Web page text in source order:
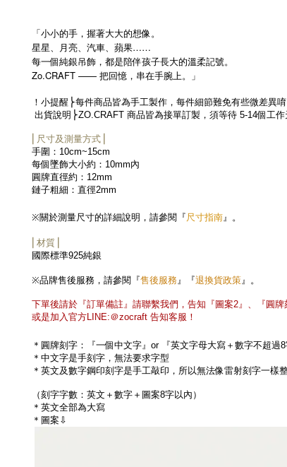
「小小的手，握著大大的想像。
星星、月亮、汽車、蘋果……
每一個純銀吊飾，都是陪伴孩子長大的溫柔記號。
Zo.CRAFT —— 把回憶，串在手腕上。」
！小提醒 ⎬每件商品皆為手工製作，每件細節難免有些微差異唷
出貨說明 ⎬ZO.CRAFT 商品皆為接單訂製，須等待 5-14個工作
⎜尺寸及測量方式⎟
手圍： 10cm~15cm
每個墜飾大小約： 10mm內
圓牌直徑約： 12mm
鏈子粗細：直徑2mm
※關於測量尺寸的詳細說明，請參閱『尺寸指南』。
⎜材質⎟
國際標準925純銀
※品牌售後服務，請參閱『售後服務』『退換貨政策』。
下單後請於『訂單備註』請聯繫我們，告知 『圖案2』、『圓牌
或是加入官方LINE:＠zocraft 告知客服！
＊圓牌刻字：『一個中文字』 or 『英文字母大寫＋數字不超過8
＊中文字是手刻字，無法要求字型
＊英文及數字鋼印刻字是手工敲印，所以無法像雷射刻字一樣
（刻字字數：英文＋數字＋圖案8字以內）
＊英文全部為大寫
＊圖案⇩